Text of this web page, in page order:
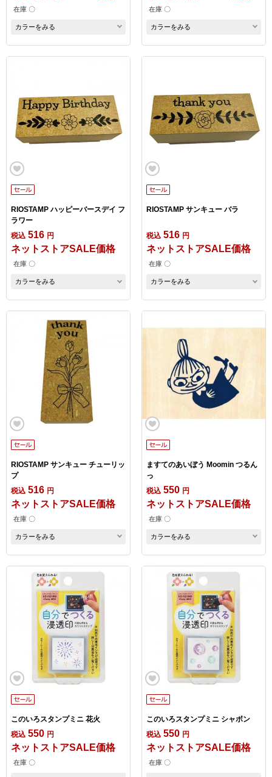
在庫 〇
カラーをみる
在庫 〇
カラーをみる
RIOSTAMP ハッピーバースデイ フ
ラワー
税込 516 円
ネットストアSALE価格
在庫 〇
カラーをみる
RIOSTAMP サンキュー バラ
税込 516 円
ネットストアSALE価格
在庫 〇
カラーをみる
RIOSTAMP サンキュー チューリッ
プ
税込 516 円
ネットストアSALE価格
在庫 〇
カラーをみる
ますてのあいぼう Moomin つるん
っ
税込 550 円
ネットストアSALE価格
在庫 〇
カラーをみる
このいろスタンプミニ 花火
税込 550 円
ネットストアSALE価格
在庫 〇
このいろスタンプミニ シャボン
税込 550 円
ネットストアSALE価格
在庫 〇